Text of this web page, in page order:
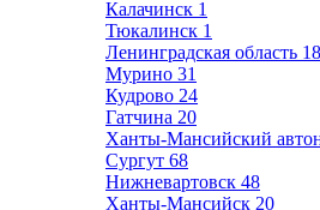
Калачинск 1
Тюкалинск 1
Ленинградская область
Мурино 31
Кудрово 24
Гатчина 20
Ханты-Мансийский
Сургут 68
Нижневартовск 48
Ханты-Мансийск 20